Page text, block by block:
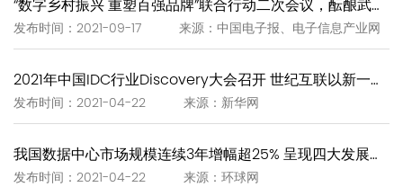
发布时间：2021-09-17 来源：中国电子报、电子信息产业网
发布时间：2021-04-22 来源：新华网
发布时间：2021-04-22 来源：环球网